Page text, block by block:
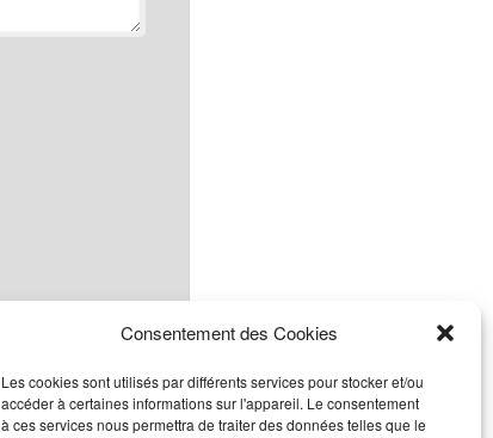
Consentement des Cookies
Les cookies sont utilisés par différents services pour stocker et/ou
accéder à certaines informations sur l'appareil. Le consentement
à ces services nous permettra de traiter des données telles que le